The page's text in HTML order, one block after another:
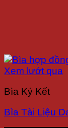
Xem lướt qua
Bìa Ký Kết
Bìa Tài Liệu